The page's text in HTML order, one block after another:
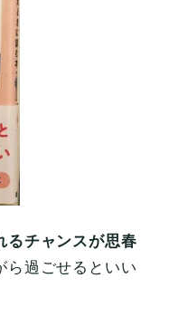
るチャンスが思春
ら過ごせるといい